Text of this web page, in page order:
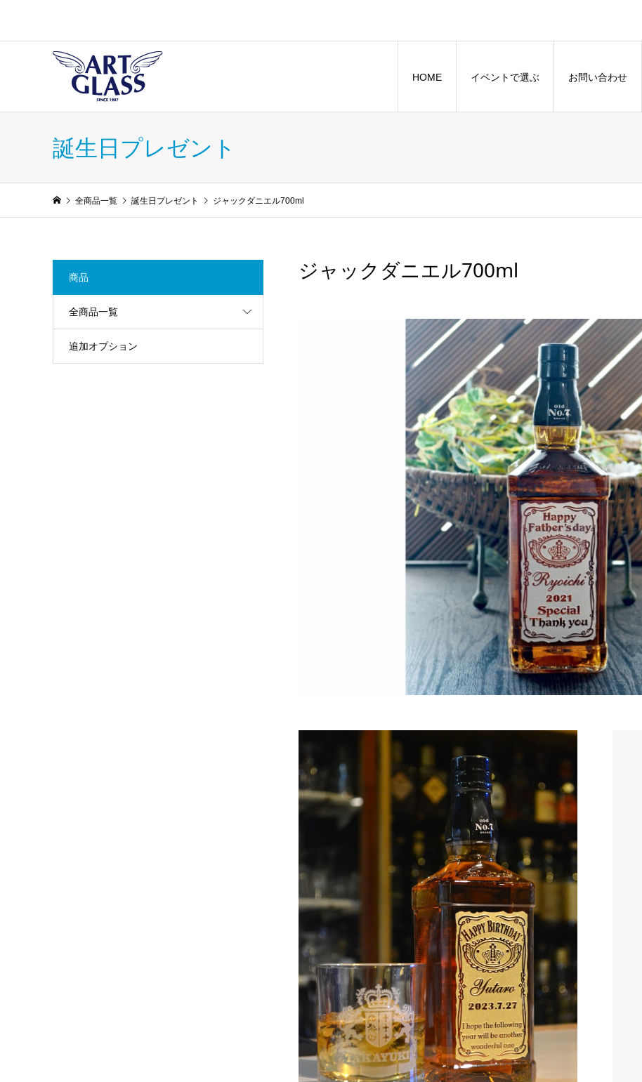
HOME イベントで選ぶ お問い合わせ
誕生日プレゼント
全商品一覧 誕生日プレゼント ジャックダニエル700ml
ジャックダニエル700ml
商品
全商品一覧
追加オプション